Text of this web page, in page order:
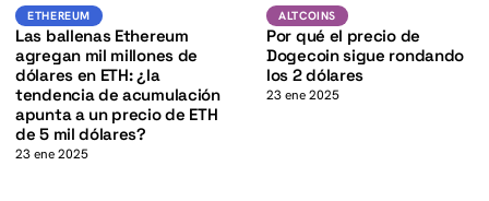
ETHEREUM
ETHEREUM
Las ballenas Ethereum
agregan mil millones de
dólares en ETH: ¿la
tendencia de acumulación
apunta a un precio de ETH
de 5 mil dólares?
23 ene 2025
ALTCOINS
ALTCOINS
Por qué el precio de
Dogecoin sigue rondando
los 2 dólares
23 ene 2025